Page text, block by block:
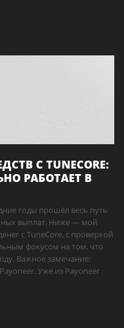
С TUNECORE:
РАБОТАЕТ В
годы прошёл весь путь
выплат. Ниже — мой
с TuneCore, с проверкой
фокусом на том, что
Важное замечание:
Уже из Payoneer